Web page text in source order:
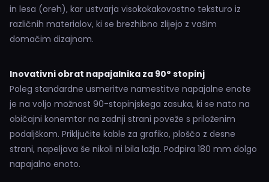
in lesa (oreh), kar ustvarja visokokakovostno teksturo iz
različnih materialov, ki se brezhibno zlijejo z vašim
domačim dizajnom.
Inovativni obrat napajalnika za 90° stopinj
Poleg standardne usmeritve namestitve napajalne enote
je na voljo možnost 90-stopinjskega zasuka, ki se nato na
običajni konemtor na zadnji strani poveže s priloženim
podaljškom. Priključite kable za grafiko, ploščo z desne
strani, napeljava še nikoli ni bila lažja. Podpira 180 mm dolgo
napajalno enoto.